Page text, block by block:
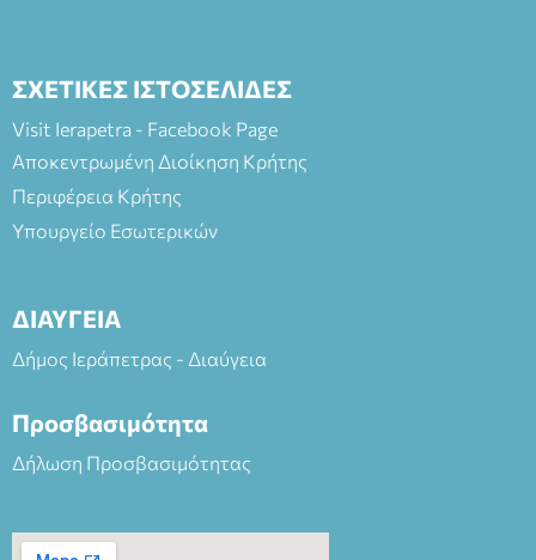
ΣΧΕΤΙΚΕΣ ΙΣΤΟΣΕΛΙΔΕΣ
Visit Ierapetra - Facebook Page
Αποκεντρωμένη Διοίκηση Κρήτης
Περιφέρεια Κρήτης
Υπουργείο Εσωτερικών
ΔΙΑΥΓΕΙΑ
Δήμος Ιεράπετρας - Διαύγεια
Προσβασιμότητα
Δήλωση Προσβασιμότητας